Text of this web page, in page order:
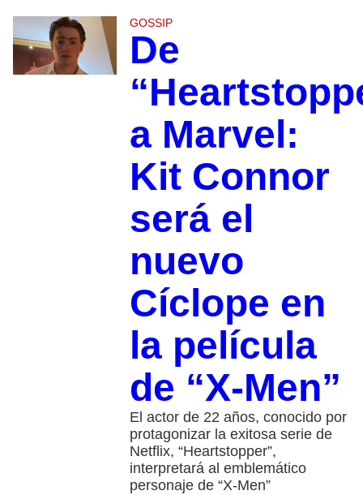
GOSSIP
De
a Marvel:
Kit Connor
será el
nuevo
Cíclope en
la película
de “X-Men”
El actor de 22 años, conocido por
protagonizar la exitosa serie de
Netflix, “Heartstopper”,
interpretará al emblemático
personaje de “X-Men”